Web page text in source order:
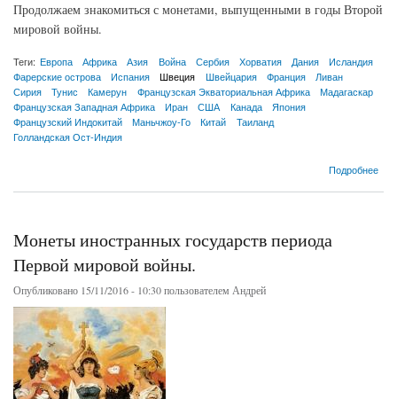
Продолжаем знакомиться с монетами, выпущенными в годы Второй
мировой войны.
Теги: Европа Африка Азия Война Сербия Хорватия Дания
Исландия
Фарерские острова
Испания Швеция Швейцария Франция
Ливан
Сирия
Тунис Камерун Французская Экваториальная Африка
Мадагаскар
Французская Западная Африка
Иран США Канада
Япония
Французский Индокитай
Маньчжоу-Го Китай
Таиланд
Голландская Ост-Индия
Подробнее
о Монеты иностранных государств периода Второй мировой войны. Продолжение
Монеты иностранных государств периода
Первой мировой войны.
Опубликовано 15/11/2016 - 10:30 пользователем Андрей